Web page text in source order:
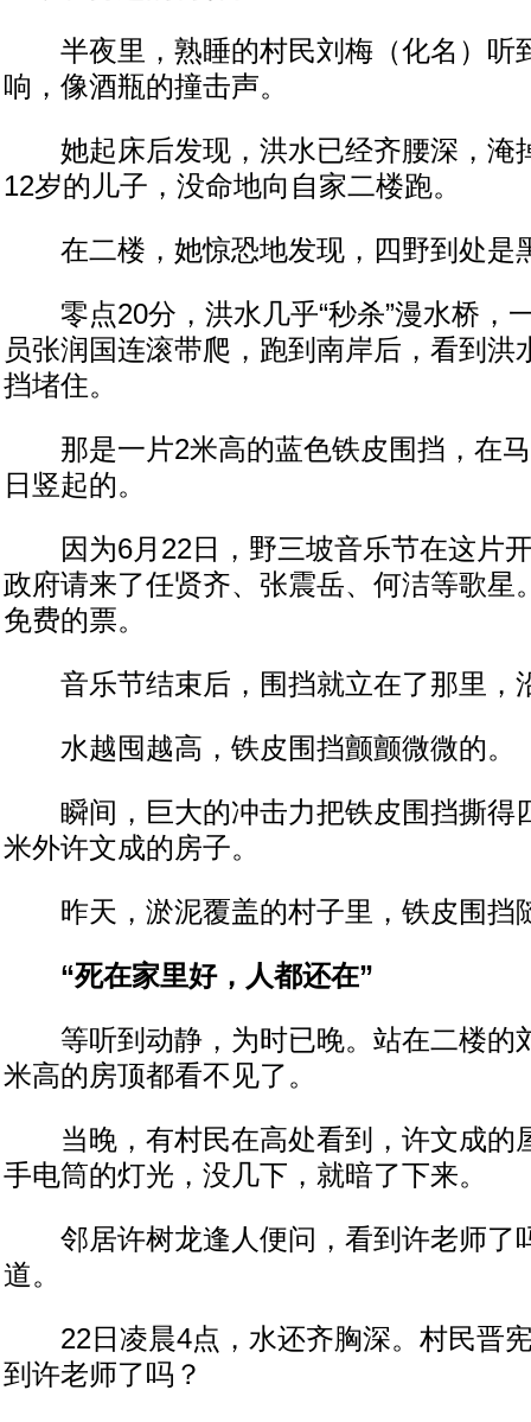
半夜里，熟睡的村民刘梅（化名）听
响，像酒瓶的撞击声。
她起床后发现，洪水已经齐腰深，淹
12岁的儿子，没命地向自家二楼跑。
在二楼，她惊恐地发现，四野到处是
零点20分，洪水几乎“秒杀”漫水桥，
员张润国连滚带爬，跑到南岸后，看到洪
挡堵住。
那是一片2米高的蓝色铁皮围挡，在马
日竖起的。
因为6月22日，野三坡音乐节在这片
政府请来了任贤齐、张震岳、何洁等歌星
免费的票。
音乐节结束后，围挡就立在了那里，
水越囤越高，铁皮围挡颤颤微微的。
瞬间，巨大的冲击力把铁皮围挡撕得
米外许文成的房子。
昨天，淤泥覆盖的村子里，铁皮围挡
“死在家里好，人都还在”
等听到动静，为时已晚。站在二楼的
米高的房顶都看不见了。
当晚，有村民在高处看到，许文成的
手电筒的灯光，没几下，就暗了下来。
邻居许树龙逢人便问，看到许老师了
道。
22日凌晨4点，水还齐胸深。村民晋
到许老师了吗？